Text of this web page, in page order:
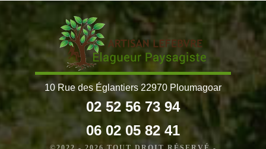
10 Rue des Églantiers 22970 Ploumagoar
02 52 56 73 94
06 02 05 82 41